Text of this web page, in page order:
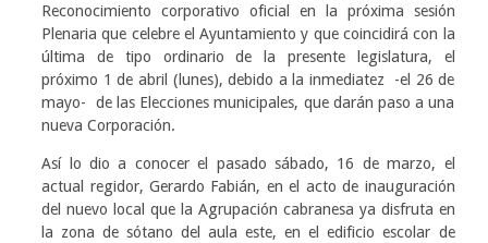
Reconocimiento corporativo oficial en la próxima sesión
Plenaria que celebre el Ayuntamiento y que coincidirá con la
última de tipo ordinario de la presente legislatura, el
próximo 1 de abril (lunes), debido a la inmediatez -el 26 de
mayo- de las Elecciones municipales, que darán paso a una
nueva Corporación.
Así lo dio a conocer el pasado sábado, 16 de marzo, el
actual regidor, Gerardo Fabián, en el acto de inauguración
del nuevo local que la Agrupación cabranesa ya disfruta en
la zona de sótano del aula este, en el edificio escolar de